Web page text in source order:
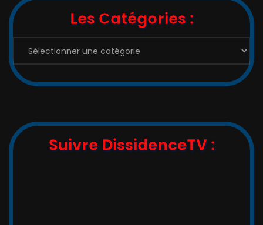
Les Catégories :
Catégories
Suivre DissidenceTV :